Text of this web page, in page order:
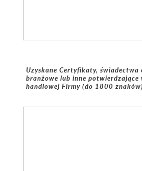
Uzyskane Certyfikaty, świadectwa
branżowe lub inne
handlowej Firmy (do 1800 znaków)